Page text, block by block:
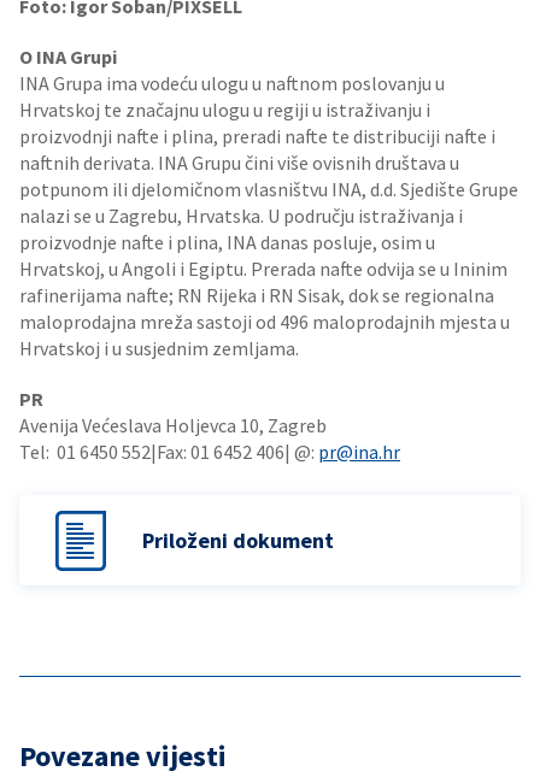
Foto: Igor Soban/PIXSELL
O INA Grupi
INA Grupa ima vodeću ulogu u naftnom poslovanju u
Hrvatskoj te značajnu ulogu u regiji u istraživanju i
proizvodnji nafte i plina, preradi nafte te distribuciji nafte i
naftnih derivata. INA Grupu čini više ovisnih društava u
potpunom ili djelomičnom vlasništvu INA, d.d. Sjedište Grupe
nalazi se u Zagrebu, Hrvatska. U području istraživanja i
proizvodnje nafte i plina, INA danas posluje, osim u
Hrvatskoj, u Angoli i Egiptu. Prerada nafte odvija se u Ininim
rafinerijama nafte; RN Rijeka i RN Sisak, dok se regionalna
maloprodajna mreža sastoji od 496 maloprodajnih mjesta u
Hrvatskoj i u susjednim zemljama.
PR
Avenija Većeslava Holjevca 10, Zagreb
Tel: 01 6450 552|Fax: 01 6452 406| @: pr@ina.hr
Priloženi dokument
Povezane vijesti